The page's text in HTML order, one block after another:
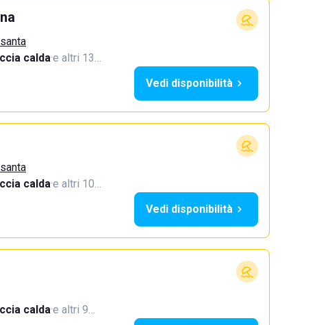
calda·e altri 13…
Vedi disponibilità
calda·e altri 10…
Vedi disponibilità
calda·e altri 9…